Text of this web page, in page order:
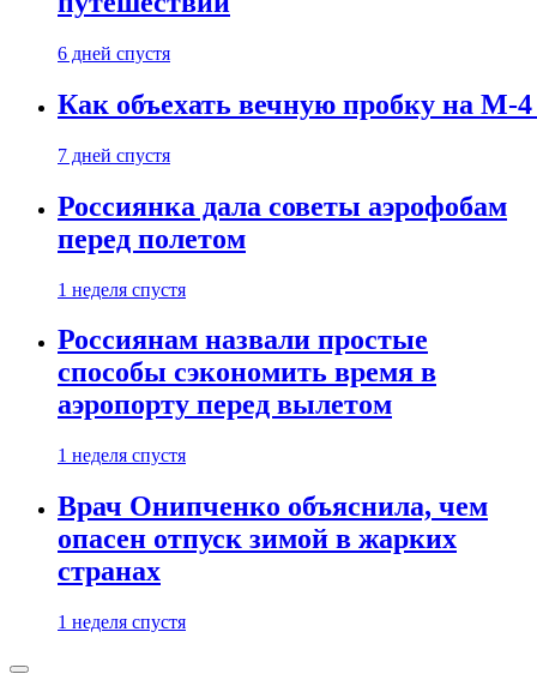
6 дней спустя
Как объехать вечную пробку на М-
7 дней спустя
Россиянка дала советы аэрофобам
перед полетом
1 неделя спустя
Россиянам назвали простые
способы сэкономить время в
аэропорту перед вылетом
1 неделя спустя
Врач Онипченко объяснила, чем
опасен отпуск зимой в жарких
странах
1 неделя спустя